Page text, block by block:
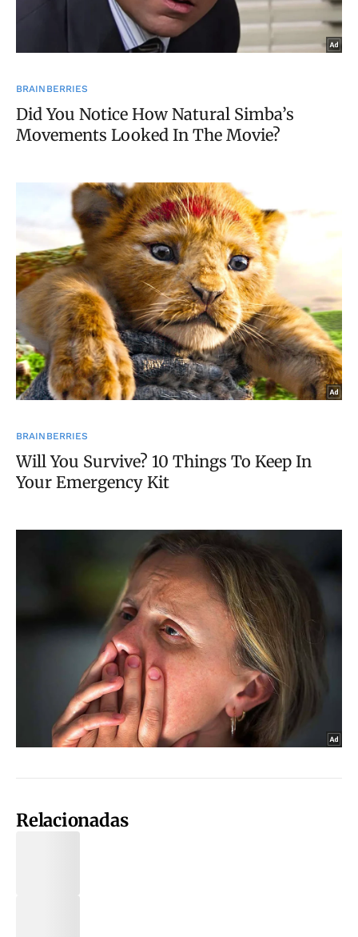
Relacionadas